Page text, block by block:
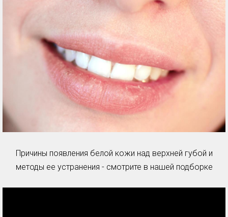
Причины появления белой кожи над верхней губой и
методы ее устранения - смотрите в нашей подборке